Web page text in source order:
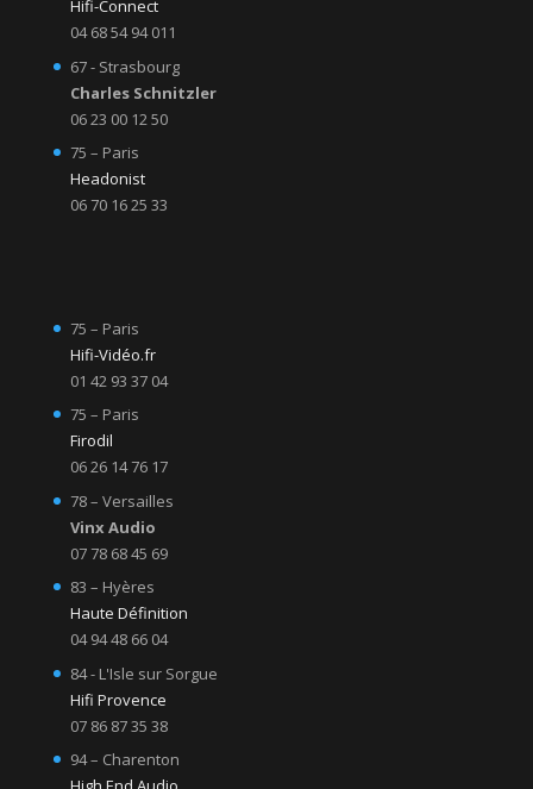
Hifi-Connect
04 68 54 94 011
67 - Strasbourg
Charles Schnitzler
06 23 00 12 50
75 – Paris
Headonist
06 70 16 25 33
75 – Paris
Hifi-Vidéo.fr
01 42 93 37 04
75 – Paris
Firodil
06 26 14 76 17
78 – Versailles
Vinx Audio
07 78 68 45 69
83 – Hyères
Haute Définition
04 94 48 66 04
84 - L'Isle sur Sorgue
Hifi Provence
07 86 87 35 38
94 – Charenton